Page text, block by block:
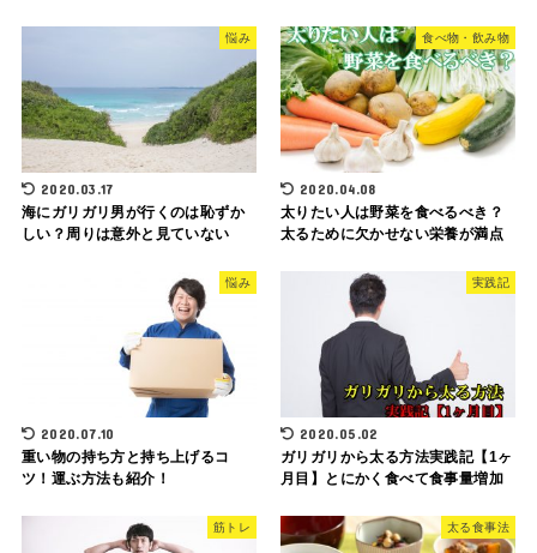
悩み
2020.03.17
海にガリガリ男が行くのは恥ずか
しい？周りは意外と見ていない
食べ物・飲み物
2020.04.08
太りたい人は野菜を食べるべき？
太るために欠かせない栄養が満点
悩み
2020.07.10
重い物の持ち方と持ち上げるコ
ツ！運ぶ方法も紹介！
実践記
2020.05.02
ガリガリから太る方法実践記【1ヶ
月目】とにかく食べて食事量増加
筋トレ 太る食事法